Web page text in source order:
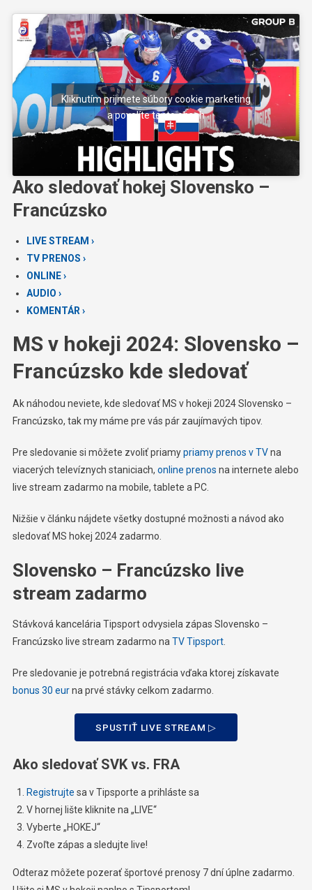
Kliknutím prijmete súbory cookie marketing
a povolíte tento obsah
Ako sledovať hokej Slovensko –
Francúzsko
LIVE STREAM ›
TV PRENOS ›
ONLINE ›
AUDIO ›
KOMENTÁR ›
MS v hokeji 2024: Slovensko –
Francúzsko kde sledovať
Ak náhodou neviete, kde sledovať MS v hokeji 2024 Slovensko –
Francúzsko, tak my máme pre vás pár zaujímavých tipov.
Pre sledovanie si môžete zvoliť priamypriamy prenos v TVna
viacerých televíznych staniciach, online prenos na internete alebo
live stream zadarmo na mobile, tablete a PC.
Nižšie v článku nájdete všetky dostupné možnosti a návod ako
sledovať MS hokej 2024 zadarmo.
Slovensko – Francúzsko live
stream zadarmo
Stávková kancelária Tipsport odvysiela zápas Slovensko –
Francúzsko live stream zadarmo na TV Tipsport.
Pre sledovanie je potrebná registrácia vďaka ktorej získavate
bonus 30 eurna prvé stávky celkom zadarmo.
SPUSTIŤ LIVE STREAM ▷
Ako sledovať SVK vs. FRA
Registrujte sa v Tipsporte a prihláste sa
V hornej lište kliknite na „LIVE“
Vyberte „HOKEJ“
Zvoľte zápas a sledujte live!
Odteraz môžete pozerať športové prenosy 7 dní úplne zadarmo.